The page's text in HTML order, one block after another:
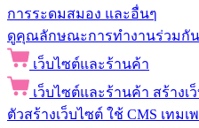
การระดมสมอง และอื่นๆ
ดูคุณลักษณะการทำงานร่วมกั
เว็บไซต์และร้านค้า
เว็บไซต์และร้านค้า สร้างเ
ตัวสร้างเว็บไซต์ ใช้ CMS เทม